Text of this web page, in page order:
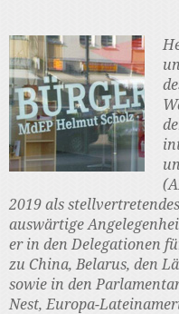
2019 als
auswärtige
er in den Delegationen
zu China, Belarus, den
sowie in den
Nest, Europa-